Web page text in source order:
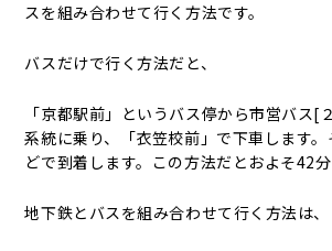
スを組み合わせて行く方法です。
バスだけで行く方法だと、
「京都駅前」というバス停から市営バス
系統に乗り、「衣笠校前」で下車します
どで到着します。この方法だとおよそ42分
地下鉄とバスを組み合わせて行く方法は、